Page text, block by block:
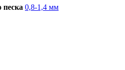
песка 0,8-1,4 мм